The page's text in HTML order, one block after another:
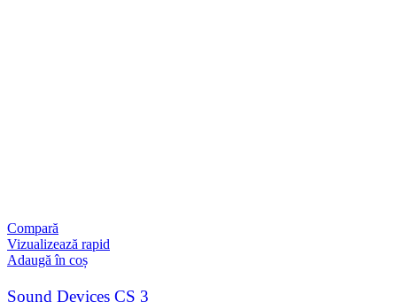
Compară
Vizualizează rapid
Adaugă în coș
Sound Devices CS 3